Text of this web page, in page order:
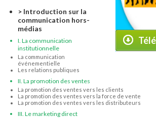
> Introduction sur la
communication hors-
médias
I. La communication
institutionnelle
La communication
événementielle
Les relations publiques
II. La promotion des ventes
La promotion des ventes vers les clients
La promotion des ventes vers la force de vente
La promotion des ventes vers les distributeurs
III. Le marketing direct